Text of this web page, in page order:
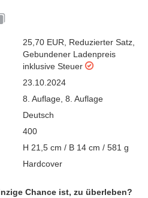
25,70 EUR Reduzierter Satz
Gebundener Ladenpreis
inklusive Steuer
23.10.2024
8. Auflage 8. Auflage
Deutsch
400
H 21,5 cm / B 14 cm / 581 g
Hardcover
Chance ist, zu überleben?